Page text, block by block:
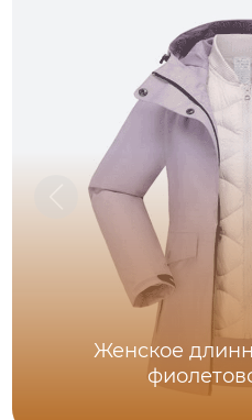
Женское